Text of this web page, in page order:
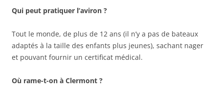
Qui peut pratiquer l’aviron ?
Tout le monde, de plus de 12 ans (il n’y a pas de bateaux
adaptés à la taille des enfants plus jeunes), sachant nager
et pouvant fournir un certificat médical.
Où rame-t-on à Clermont ?